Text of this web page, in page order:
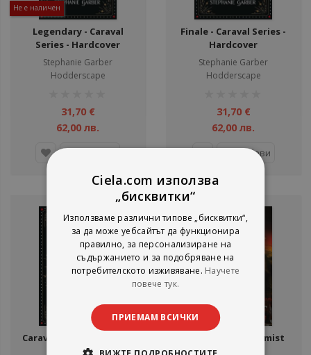
Не е наличен
Legendary - Caraval
Series - Hardcover
Stephanie Garber
Hodderscape
31,70 €
62,00 лв.
Детайли
Finale - Caraval Series -
Hardcover
Stephanie Garber
Hodderscape
31,70 €
62,00 лв.
Добави
Caraval - Caraval Series -
Hardcover
The Scarlet Alchemist
Ciela.com използва
„бисквитки“
Използваме различни типове „бисквитки“,
за да може уебсайтът да функционира
правилно, за персонализиране на
съдържанието и за подобряване на
потребителското изживяване. Научете
повече тук.
ПРИЕМАМ ВСИЧКИ